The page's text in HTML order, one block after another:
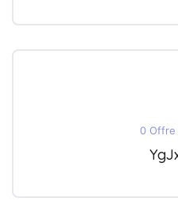
0 Offre